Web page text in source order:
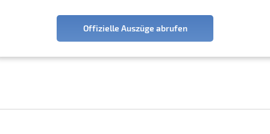
Offizielle Auszüge abrufen